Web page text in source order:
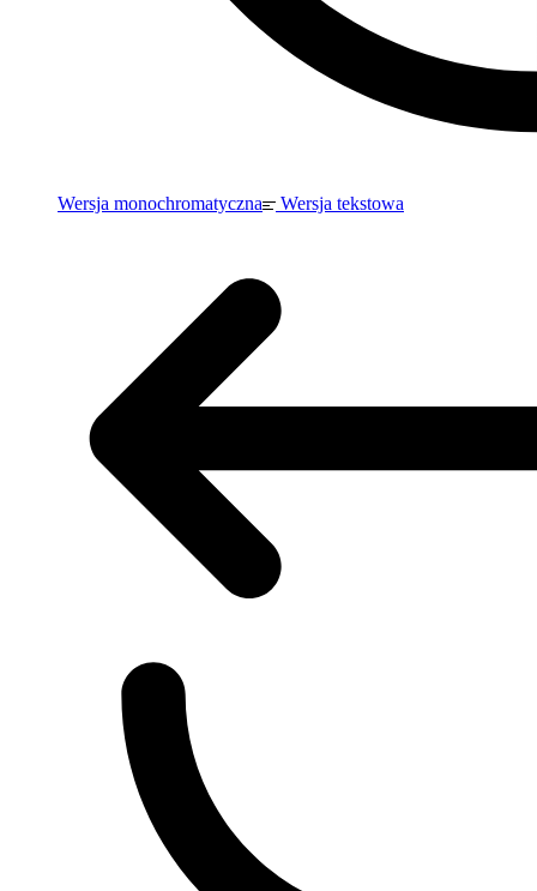
Wersja monochromatyczna Wersja tekstowa